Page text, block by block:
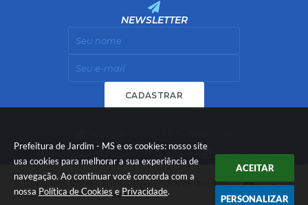
Prefeitura de Jardim - MS e os cookies: nosso site
usa cookies para melhorar a sua experiência de
navegação. Ao continuar você concorda com a
nossa Política de Cookies e Privacidade.
ACEITAR
PERSONALIZAR
NEWSLETTER
CADASTRAR
Dados Abertos
© Copyright Instar - 2006-2026. Todos os direitos
reservados -Instar Tecnologia